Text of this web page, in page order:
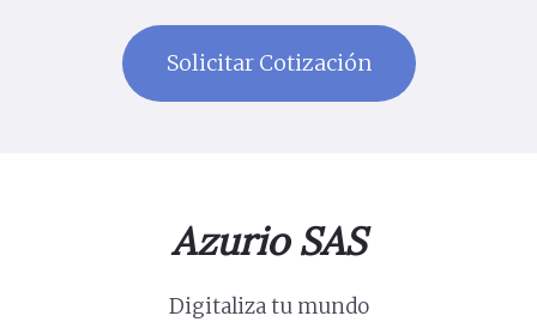
Azurio SAS
Digitaliza tu mundo